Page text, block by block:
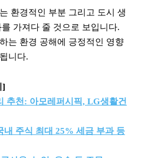
환경적인 부분 그리고 도시 생
가져다 줄 것으로 보입니다.
는 환경 공해에 긍정적인 영향
니다.
]
추천: 아모레퍼시픽, LG생활건
내 주식 최대 25% 세금 부과 등